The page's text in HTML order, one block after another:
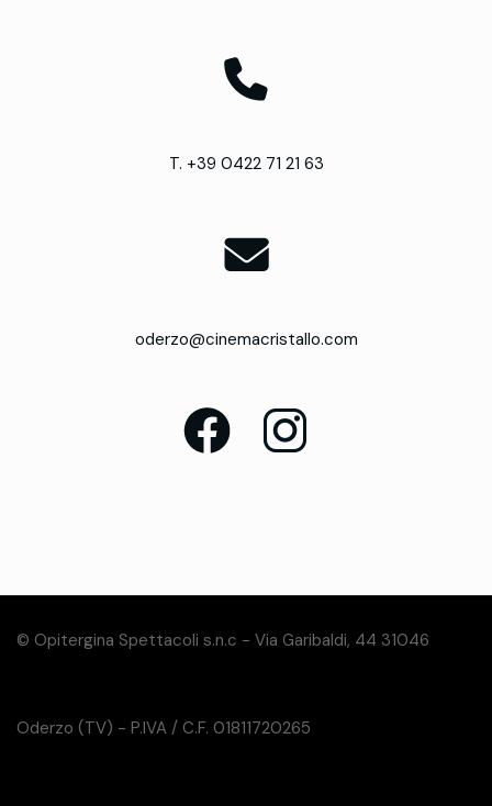
T. +39 0422 71 21 63
oderzo@cinemacristallo.com
© Opitergina Spettacoli s.n.c - Via Garibaldi, 44 31046
Oderzo (TV) - P.IVA / C.F. 01811720265